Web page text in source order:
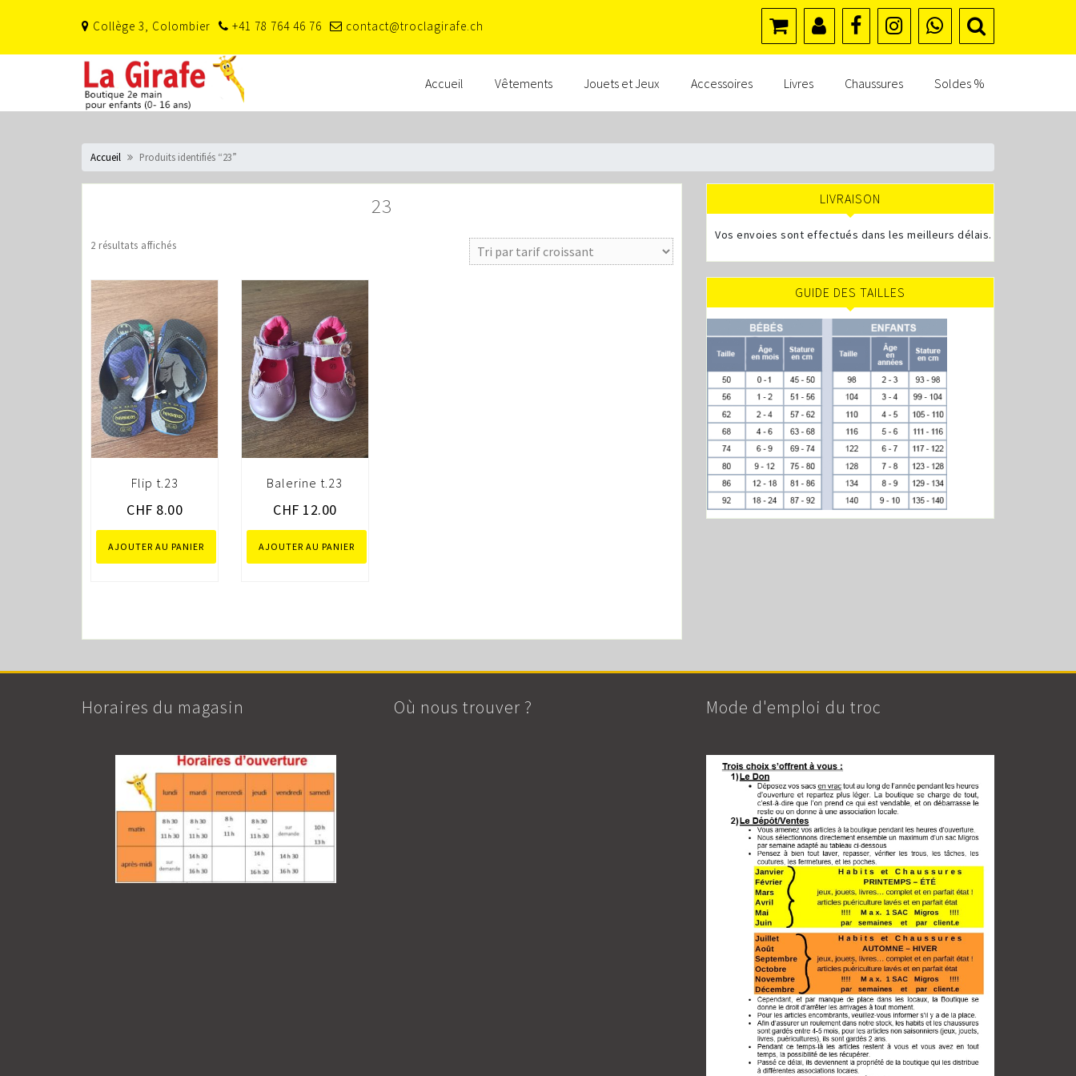
Collège 3, Colombier +41 78 764 46 76 contact@troclagirafe.ch
Accueil Vêtements Jouets et Jeux Accessoires Livres Chaussures Soldes %
Accueil Produits identifiés “23”
23
2 résultats affichés
Flip t.23
CHF 8.00
AJOUTER AU PANIER
Balerine t.23
CHF 12.00
AJOUTER AU PANIER
LIVRAISON
Vos envoies sont effectués dans les meilleurs délais.
GUIDE DES TAILLES
Horaires du magasin Où nous trouver ? Mode d'emploi du troc